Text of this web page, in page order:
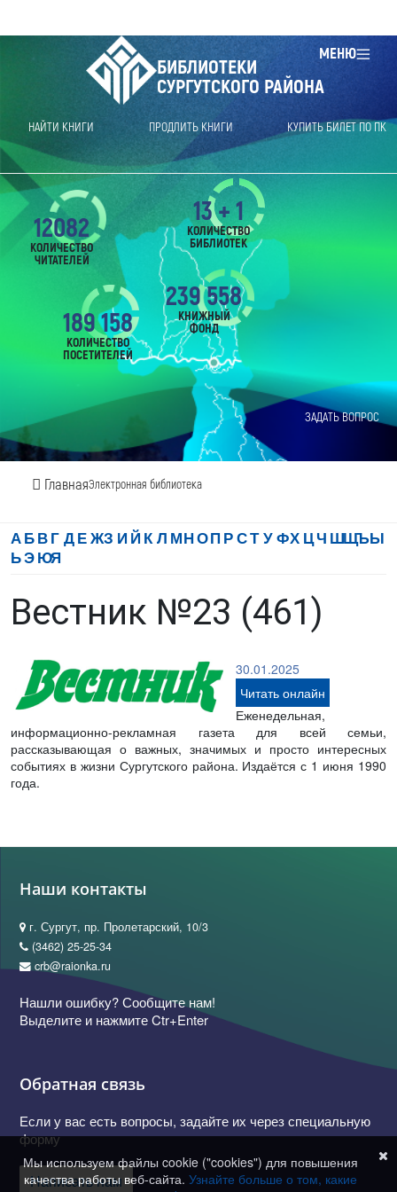
МЕНЮ
БИБЛИОТЕКИ
СУРГУТСКОГО РАЙОНА
НАЙТИ КНИГИ ПРОДЛИТЬ КНИГИ КУПИТЬ БИЛЕТ ПО ПК
ЗАДАТЬ ВОПРОС
ГлавнаяЭлектронная библиотека
12082
КОЛИЧЕСТВО
ЧИТАТЕЛЕЙ
189 158
КОЛИЧЕСТВО
ПОСЕТИТЕЛЕЙ
239 558
КНИЖНЫЙ
ФОНД
13 + 1
КОЛИЧЕСТВО
БИБЛИОТЕК
АБВГ ДЕЖЗ И Й К Л МНОП РСТ УФХ ЦЧ ШЩЪЫ
ЬЭЮЯ
Вестник №23 (461)
30.01.2025
Читать онлайн
Еженедельная,
информационно-рекламная газета для всей семьи,
рассказывающая о важных, значимых и просто интересных
событиях в жизни Сургутского района. Издаётся с 1 июня 1990
года.
Наши контакты
г. Сургут, пр. Пролетарский, 10/3
(3462) 25-25-34
crb@raionka.ru
Нашли ошибку? Сообщите нам!
Выделите и нажмите Ctr+Enter
Обратная связь
Если у вас есть вопросы, задайте их через специальную
форму
Написать нам
Мы используем файлы cookie ("cookies") для повышения
качества работы веб-сайта. Узнайте больше о том, какие